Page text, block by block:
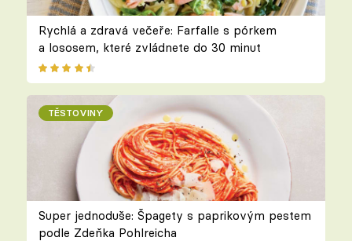
Rychlá a zdravá večeře: Farfalle s pórkem
a lososem, které zvládnete do 30 minut
TĚSTOVINY
Super jednoduše: Špagety s paprikovým pestem
podle Zdeňka Pohlreicha